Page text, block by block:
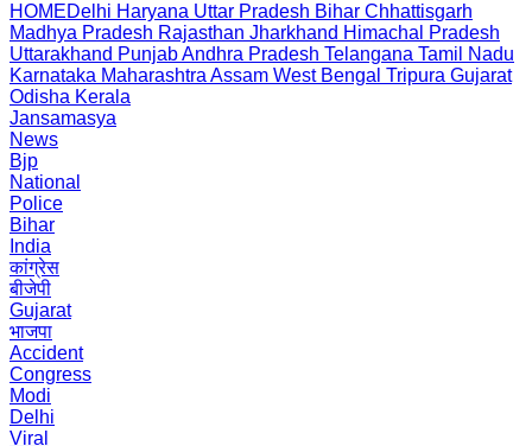
HOMEDelhi Haryana Uttar Pradesh Bihar Chhattisgarh
Madhya Pradesh Rajasthan Jharkhand Himachal Pradesh
Uttarakhand PunjabAndhra Pradesh Telangana Tamil Nadu
Karnataka Maharashtra Assam West Bengal Tripura Gujarat
Odisha Kerala
Jansamasya
News
Bjp
National
Police
Bihar
India
कांग्रेस
बीजेपी
Gujarat
भाजपा
Accident
Congress
Modi
Delhi
Viral